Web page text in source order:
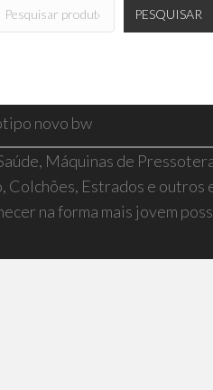
PESQUISAR
Máquinas de
Colchões, Estrados e outros
na forma mais jovem